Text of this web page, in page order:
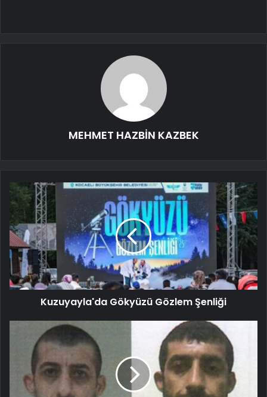
MEHMET HAZBİN KAZBEK
Kuzuyayla'da Gökyüzü Gözlem Şenliği